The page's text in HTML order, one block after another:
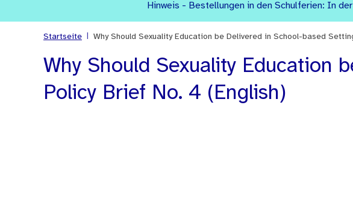
Hinweis - Bestellungen in den Schulferien: In
Startseite Why Should Sexuality Education be Delivered in School-based
Why Should Sexuality Education
Policy Brief No. 4 (English)